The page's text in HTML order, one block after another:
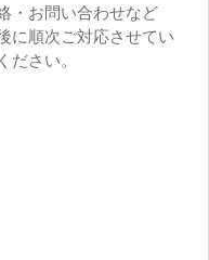
・お問い合わせなど
に順次ご対応させてい
さい。